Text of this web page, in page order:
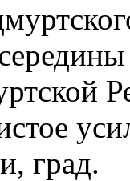
град.